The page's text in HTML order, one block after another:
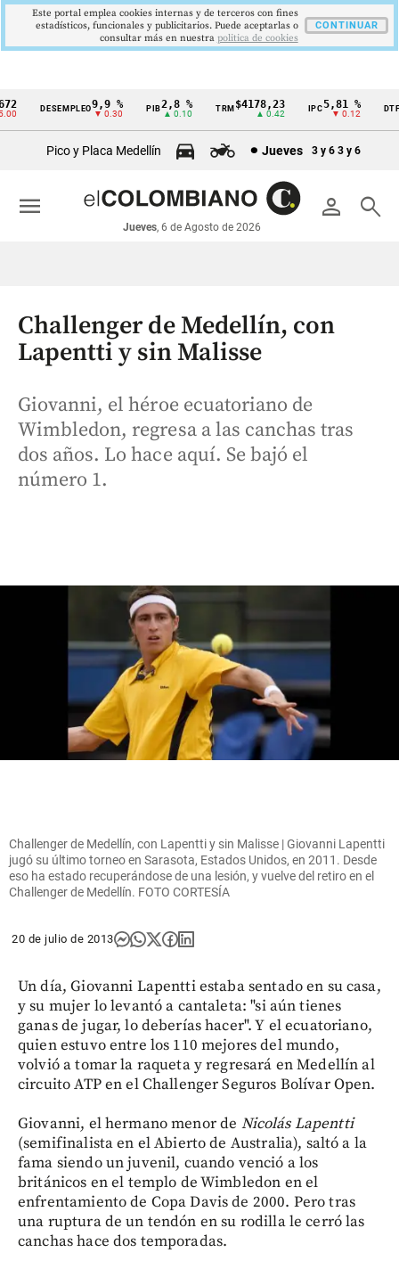
Cintillo
económicos
Colombia
DESEMPLEO 9,9 %
▼ 0.30
PIB2,8 %
▲ 0.10
TRM$4178,23
▲ 0.42
5,81 %
▼ 0.12
DTF
Pico y Placa Medellín Jueves 3 y 6 3 y 6
person search
Jueves, 6 de Agosto de 2026
menu
Challenger de Medellín, con
Lapentti y sin Malisse
Giovanni, el héroe ecuatoriano de
Wimbledon, regresa a las canchas tras
dos años. Lo hace aquí. Se bajó el
número 1.
Challenger de Medellín, con Lapentti y sin Malisse | Giovanni Lapentti
jugó su último torneo en Sarasota, Estados Unidos, en 2011. Desde
eso ha estado recuperándose de una lesión, y vuelve del retiro en el
Challenger de Medellín. FOTO CORTESÍA
20 de julio de 2013
Un día, Giovanni Lapentti estaba sentado en su casa,
y su mujer lo levantó a cantaleta: "si aún tienes
ganas de jugar, lo deberías hacer". Y el ecuatoriano,
quien estuvo entre los 110 mejores del mundo,
volvió a tomar la raqueta y regresará en Medellín al
circuito ATP en el Challenger Seguros Bolívar Open.
Giovanni, el hermano menor de Nicolás Lapentti
(semifinalista en el Abierto de Australia), saltó a la
fama siendo un juvenil, cuando venció a los
británicos en el templo de Wimbledon en el
enfrentamiento de Copa Davis de 2000. Pero tras
una ruptura de un tendón en su rodilla le cerró las
canchas hace dos temporadas.
Este portal emplea cookies internas y de terceros con fines
estadísticos, funcionales y publicitarios. Puede aceptarlas o
consultar más en nuestra politica de cookies
CONTINUAR